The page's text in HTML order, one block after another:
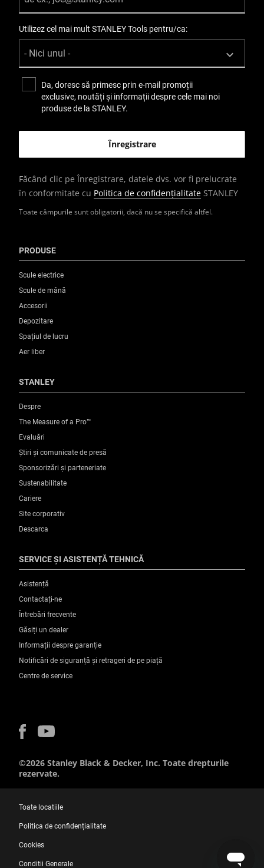
Toate câmpurile sunt obligatorii, dacă nu se specifică altfel.
Utilizez cel mai mult STANLEY Tools pentru/ca:
Da, doresc să primesc prin e-mail promoții
exclusive, noutăți și informații despre cele mai noi
produse de la STANLEY.
Făcând clic pe Înregistrare, datele dvs. vor fi prelucrate
în conformitate cu Politica de confidențialitate STANLEY
PRODUSE
Scule electrice
Scule de mână
Accesorii
Depozitare
Spațiul de lucru
Aer liber
STANLEY
Despre
The Measure of a Pro™
Evaluări
Știri și comunicate de presă
Sponsorizări și parteneriate
Sustenabilitate
Cariere
Site corporativ
Descarca
SERVICE ȘI ASISTENȚĂ TEHNICĂ
Asistență
Contactați-ne
Întrebări frecvente
Găsiți un dealer
Informații despre garanție
Notificări de siguranță și retrageri de pe piață
Centre de service
©2026 Stanley Black & Decker, Inc. Toate drepturile
rezervate.
Toate locatiile
Politica de confidențialitate
Cookies
Conditii Generale